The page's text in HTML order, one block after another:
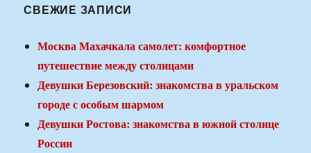
СВЕЖИЕ ЗАПИСИ
Москва Махачкала самолет: комфортное
путешествие между столицами
Девушки Березовский: знакомства в уральском
городе с особым шармом
Девушки Ростова: знакомства в южной столице
России